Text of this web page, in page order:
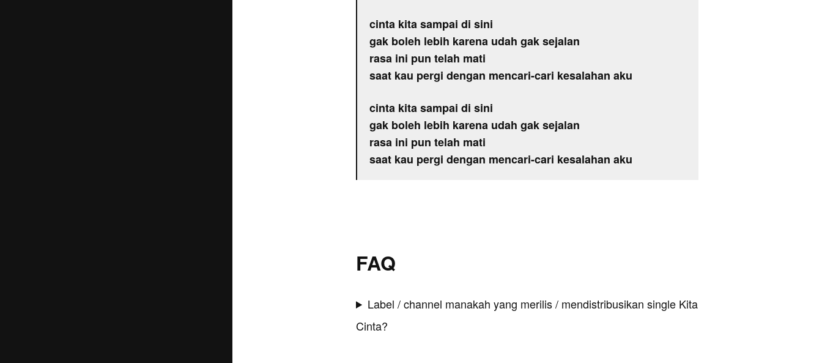
cinta kita sampai di sini
gak boleh lebih karena udah gak sejalan
rasa ini pun telah mati
saat kau pergi dengan mencari-cari kesalahan aku
cinta kita sampai di sini
gak boleh lebih karena udah gak sejalan
rasa ini pun telah mati
saat kau pergi dengan mencari-cari kesalahan aku
FAQ
Label / channel manakah yang merilis / mendistribusikan single Kita
Cinta?